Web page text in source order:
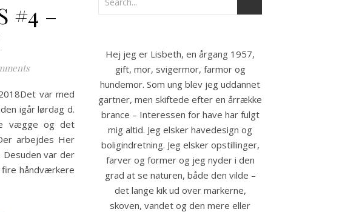
#4 –
var med
igår lørdag d.
vægge og det
arbejdes Her
Desuden var der
fire håndværkere
Hej jeg er Lisbeth, en årgang 1957,
gift, mor, svigermor, farmor og
hundemor. Som ung blev jeg uddannet
gartner, men skiftede efter en årrække
brance – Interessen for have har fulgt
mig altid. Jeg elsker havedesign og
boligindretning. Jeg elsker opstillinger,
farver og former og jeg nyder i den
grad at se naturen, både den vilde –
det lange kik ud over markerne,
skoven, vandet og den mere eller